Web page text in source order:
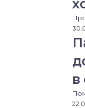
р
е
з
р
о
в